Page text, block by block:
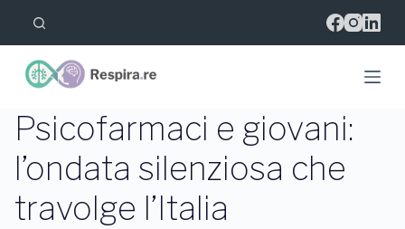
l
l
c
n
t
e
Psicofarmaci e giovani:
l’ondata silenziosa che
travolge l’Italia